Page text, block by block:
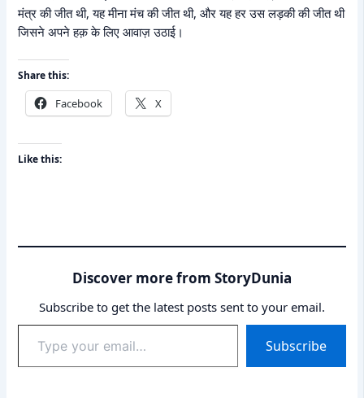
मंत्र की जीत थी, यह मीना मंच की जीत थी, और यह हर उस लड़की की जीत थी
जिसने अपने हक़ के लिए आवाज़ उठाई।
Share this:
Facebook X
Like this:
Discover more from StoryDunia
Subscribe to get the latest posts sent to your email.
your
email…
Subscribe